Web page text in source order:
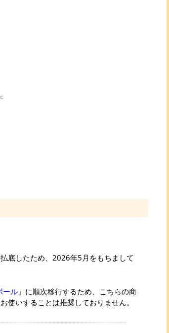
底したため、2026年5月をもちまして
ール 」に順次移行するため、こちらの商
使いすることは推奨しておりません。